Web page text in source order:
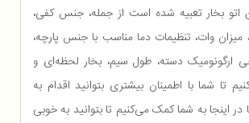
اتو بخار تعبیه شده است از جمله، جنس کفی،
وات، تنظیمات دما مناسب با جنس پارچه،
ارگونومیک دسته، طول سیم، بخار لحظه‌ای و
تا شما با اطمینان بیشتری بتوانید اقدام به
در اینجا به شما کمک می‌کنیم تا بتوانید به خوبی